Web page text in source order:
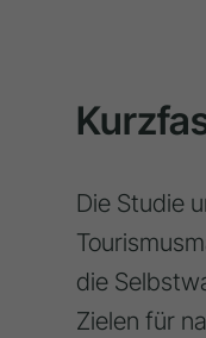
Die Studie
die
Zielen für